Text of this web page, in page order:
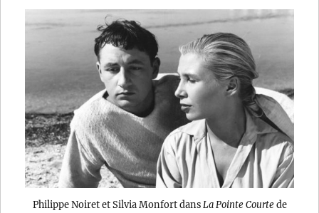
Philippe Noiret et Silvia Monfort dans La Pointe Courtede